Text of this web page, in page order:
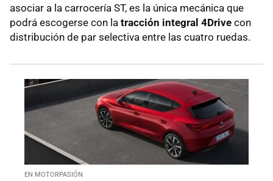
asociar a la carrocería ST, es la única mecánica que
podrá escogerse con la tracción integral 4Drive con
distribución de par selectiva entre las cuatro ruedas.
EN MOTORPASIÓN